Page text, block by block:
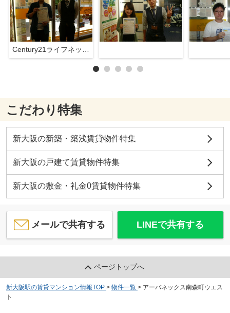
こだわり特集
新大阪の新築・築浅賃貸物件特集
新大阪の戸建て賃貸物件特集
新大阪の敷金・礼金0賃貸物件特集
メールで共有する LINEで共有する
ページトップへ
新大阪駅の賃貸マンション情報TOP > 物件一覧 > アーバネックス南森町ウエス
ト